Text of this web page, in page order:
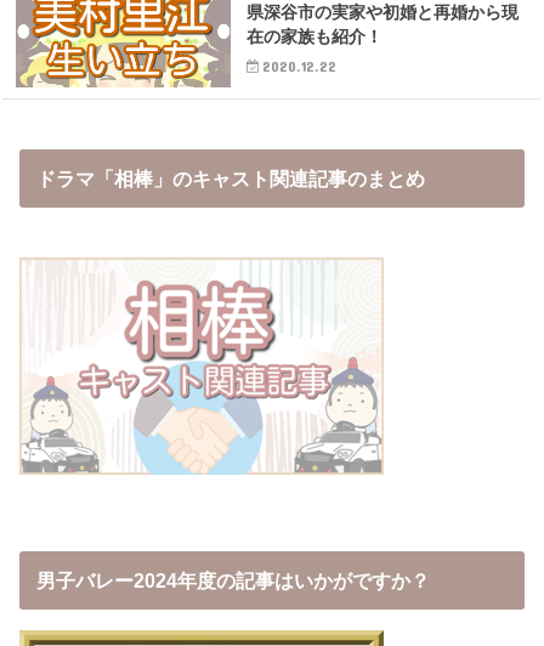
県深谷市の実家や初婚と再婚から現
在の家族も紹介！
2020.12.22
ドラマ「相棒」のキャスト関連記事のまとめ
男子バレー2024年度の記事はいかがですか？